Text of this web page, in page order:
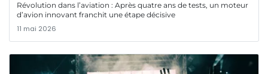
Révolution dans l’aviation : Après quatre ans de tests, un moteur
d’avion innovant franchit une étape décisive
11 mai 2026